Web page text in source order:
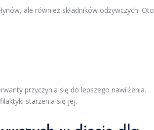
ale również składników odżywczych. Oto
przyczynia się do lepszego nawilżenia.
starzenia się jej.